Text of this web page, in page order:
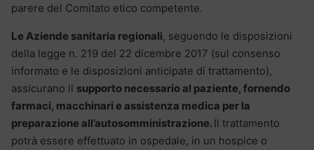
parere del Comitato etico competente.
Le Aziende sanitaria regionali, seguendo le disposizioni
della legge n. 219 del 22 dicembre 2017 (sul consenso
informato e le disposizioni anticipate di trattamento),
assicurano il supporto necessario al paziente, fornendo
farmaci, macchinari e assistenza medica per la
preparazione all’autosomministrazione. Il trattamento
potrà essere effettuato in ospedale, in un hospice o